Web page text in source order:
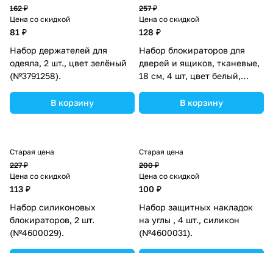
162 ₽
Цена со скидкой
81 ₽
Набор держателей для
одеяла, 2 шт., цвет зелёный
(№3791258).
В корзину
257 ₽
Цена со скидкой
128 ₽
Набор блокираторов для
дверей и ящиков, тканевые,
18 см, 4 шт, цвет белый,
В корзину
Старая цена
227 ₽
Цена со скидкой
113 ₽
Набор силиконовых
блокираторов, 2 шт.
(№4600029).
Старая цена
200 ₽
Цена со скидкой
100 ₽
Набор защитных накладок
на углы , 4 шт., силикон
(№4600031).